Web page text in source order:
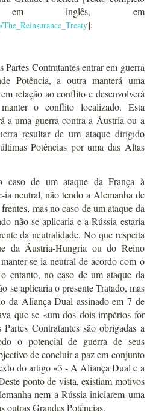
em inglês, em
]:
Contratantes entrar em guerra
Potência, a outra manterá uma
relação ao conflito e desenvolverá
o conflito localizado. Esta
a uma guerra contra a Áustria ou a
resultar de um ataque dirigido
Potências por uma das Altas
caso de um ataque da França à
ia neutral, não tendo a Alemanha de
mas no caso de um ataque da
não se aplicaria e a Rússia estaria
da neutralidade. No que respeita
da Áustria-Hungria ou do Reino
se-ia neutral de acordo com o
entanto, no caso de um ataque da
se aplicaria o presente Tratado, mas
da Aliança Dual assinado em 7 de
que se «um dos dois impérios for
Contratantes são obrigadas a
o potencial de guerra de seus
de concluir a paz em conjunto
do artigo «3 - A Aliança Dual e a
ponto de vista, existiam motivos
nem a Rússia iniciarem uma
outras Grandes Potências.